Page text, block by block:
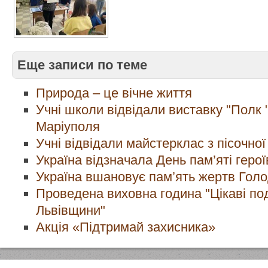
Еще записи по теме
Природа – це вічне життя
Учні школи відвідали виставку
Маріуполя
Учні відвідали майстерклас з пісочної
Україна відзначала День пам’яті
Україна вшановує пам’ять жертв
Проведена виховна година "Цікаві
Львівщини"
Акція «Підтримай захисника»